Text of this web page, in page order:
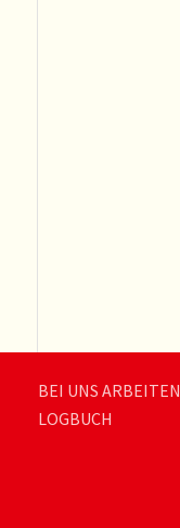
BEI UNS ARBEITEN
LOGBUCH